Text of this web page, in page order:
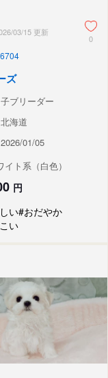
03/15 更新
0
ズ
ブリーダー
海道
01/05
イト系（白色）
円
い#おだやか
い